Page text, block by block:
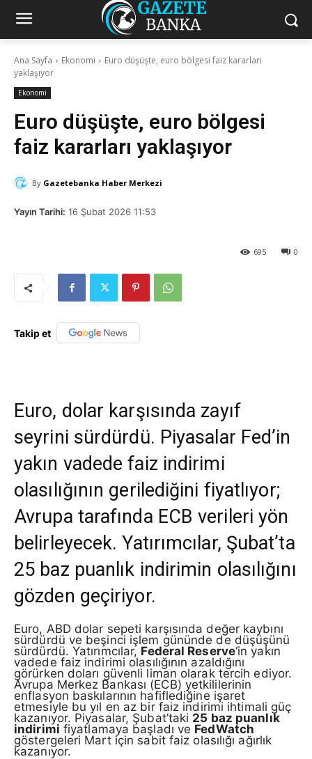
Ana Sayfa Ekonomi
Euro düşüşte, euro bölgesi faiz kararları
yaklaşıyor
Ekonomi
Euro düşüşte, euro bölgesi
faiz kararları yaklaşıyor
By Gazetebanka Haber Merkezi
Yayın Tarihi: 16 Şubat 2026 11:53
0
695
Takip et
Euro, dolar karşısında zayıf
seyrini sürdürdü. Piyasalar Fed’in
yakın vadede faiz indirimi
olasılığının gerilediğini fiyatlıyor;
Avrupa tarafında ECB verileri yön
belirleyecek. Yatırımcılar, Şubat’ta
25 baz puanlık indirimin olasılığını
gözden geçiriyor.
Euro, ABD dolar sepeti karşısında değer kaybını
sürdürdü ve beşinci işlem gününde de düşüşünü
sürdürdü. Yatırımcılar, Federal Reserve‘in yakın
vadede faiz indirimi olasılığının azaldığını
görürken doları güvenli liman olarak tercih ediyor.
Avrupa Merkez Bankası (ECB) yetkililerinin
enflasyon baskılarının hafiflediğine işaret
etmesiyle bu yıl en az bir faiz indirimi ihtimali güç
kazanıyor. Piyasalar, Şubat’taki 25 baz puanlık
indirimi fiyatlamaya başladı ve FedWatch
göstergeleri Mart için sabit faiz olasılığı ağırlık
kazanıyor.